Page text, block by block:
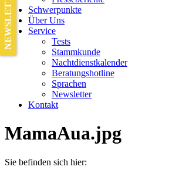
Schwerpunkte
Über Uns
Service
Tests
Stammkunde
Nachtdienstkalender
Beratungshotline
Sprachen
Newsletter
Kontakt
MamaAua.jpg
Sie befinden sich hier:
NEWSLETTER